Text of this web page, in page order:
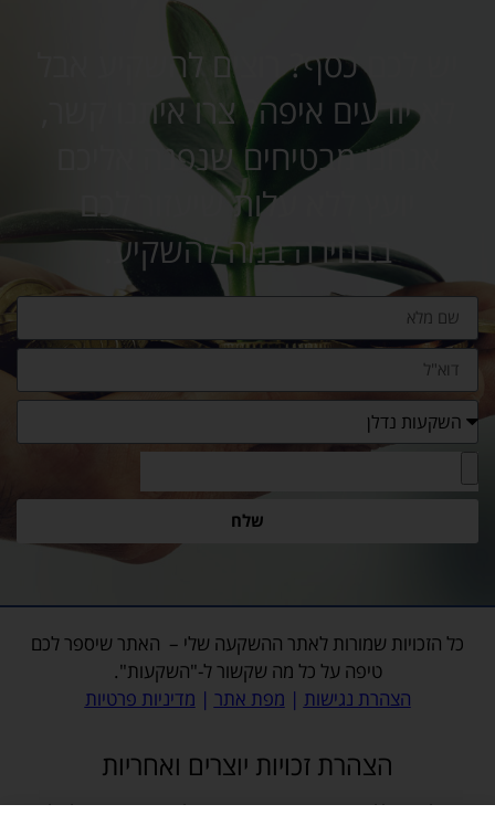
יש לכם כסף? רוצים להשקיע אבל
לא יודעים איפה? צרו איתנו קשר,
אנחנו מבטיחים שנפנה אליכם
יועץ ללא עלות שיעזור לכם
בבחירה במה להשקיע.
שלח
כל הזכויות שמורות לאתר ההשקעה שלי – האתר שיספר לכם
טיפה על כל מה שקשור ל-"השקעות".
הצהרת נגישות | מפת אתר | מדיניות פרטיות
הצהרת זכויות יוצרים ואחריות
האתר, לרבות כלל התכנים והמדיה המופיעים בו, לרבות תמונות, פועל על פי דין